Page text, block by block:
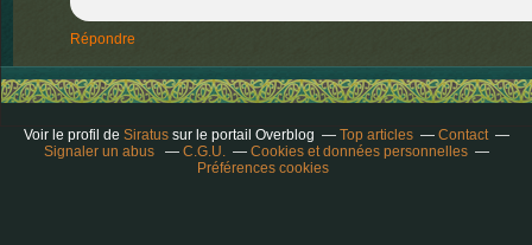
Répondre
Voir le profil de Siratussur le portail Overblog Top articles
Contact
Signaler un abus
C.G.U.
Cookies et données personnelles
Préférences cookies